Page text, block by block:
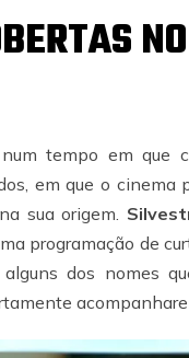
tempo em que
em que o
sua origem.
programação de
dos nomes